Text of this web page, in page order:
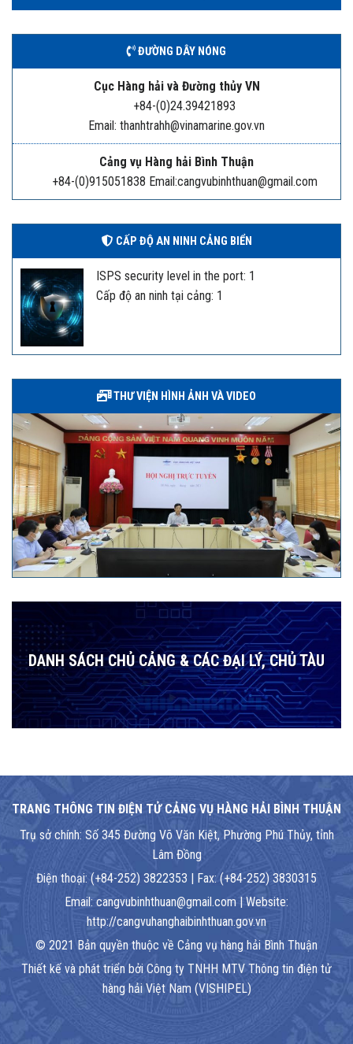
ĐƯỜNG DÂY NÓNG
Cục Hàng hải và Đường thủy VN
+84-(0)24.39421893
Email: thanhtrahh@vinamarine.gov.vn
Cảng vụ Hàng hải Bình Thuận
+84-(0)915051838 Email:cangvubinhthuan@gmail.com
CẤP ĐỘ AN NINH CẢNG BIỂN
ISPS security level in the port: 1
Cấp độ an ninh tại cảng: 1
THƯ VIỆN HÌNH ẢNH VÀ VIDEO
DANH SÁCH CHỦ CẢNG & CÁC ĐẠI LÝ, CHỦ TÀU
TRANG THÔNG TIN ĐIỆN TỬ CẢNG VỤ HÀNG HẢI BÌNH THUẬN
Trụ sở chính: Số 345 Đường Võ Văn Kiệt, Phường Phú Thủy, tỉnh
Lâm Đồng
Điện thoại: (+84-252) 3822353 | Fax: (+84-252) 3830315
Email: cangvubinhthuan@gmail.com | Website:
http://cangvuhanghaibinhthuan.gov.vn
© 2021 Bản quyền thuộc về Cảng vụ hàng hải Bình Thuận
Thiết kế và phát triển bởi Công ty TNHH MTV Thông tin điện tử
hàng hải Việt Nam (VISHIPEL)